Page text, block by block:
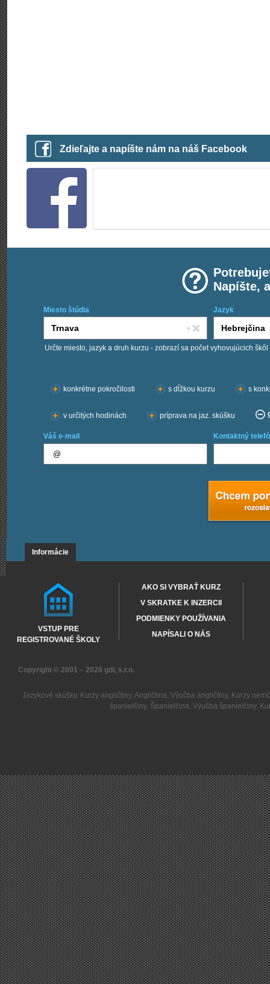
Zdieľajte a napíšte nám na náš Facebook
Napíšte,
Miesto štúdia Jazyk
Určte miesto, jazyk a druh kurzu - zobrazí sa počet vyhovujúcich škôl
konkrétne pokročilosti
s dĺžkou kurzu s
v určitých hodinách príprava na jaz. skúšku
Váš e-mail Kontaktný
Informácie
VSTUP PRE
REGISTROVANÉ ŠKOLY
AKO SI VYBRAŤ KURZ
V SKRATKE K INZERCII
PODMIENKY POUŽÍVANIA
NAPÍSALI O NÁS
Copyright © 2001 – 2026 gdi, s.r.o.
Jazykové skúšky, Kurzy angličtiny, Angličtina, Výučba angličtiny, Kurzy
španielčiny, Španielčina, Výučba španielčiny,